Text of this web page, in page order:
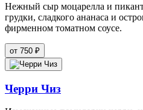
Нежный сыр моцарелла и
грудки, сладкого ананаса и
фирменном томатном соусе.
от 750 ₽
Черри Чиз